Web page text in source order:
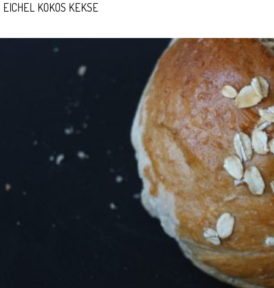
EICHEL KOKOS KEKSE